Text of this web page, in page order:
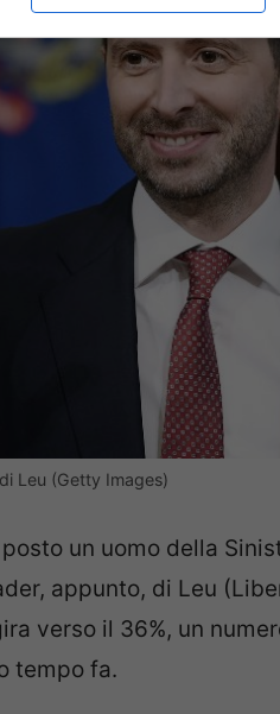
Leu (Getty Images)
un uomo della
appunto, di Leu
verso il 36%, un
tempo fa.